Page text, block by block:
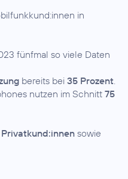
in
fünfmal so viele Daten
bereits bei 35 Prozent
nutzen im Schnitt75
sowie